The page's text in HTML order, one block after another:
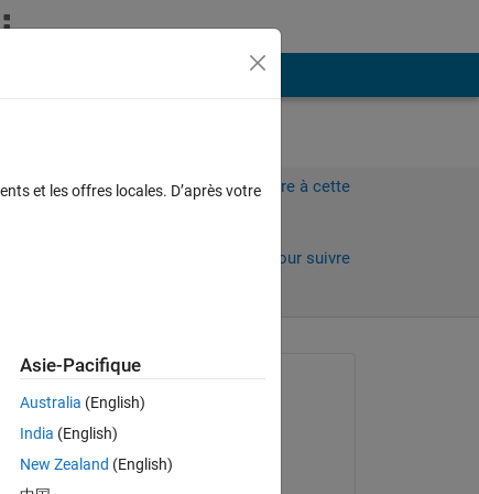
Connectez-vous pour répondre à cette
Connectez-vous pour suivre
Veronika Mazulina
le 28 Jan 2020
et les offres locales. D’après votre
Asie-Pacifique
Australia (English)
India (English)
New Zealand (English)